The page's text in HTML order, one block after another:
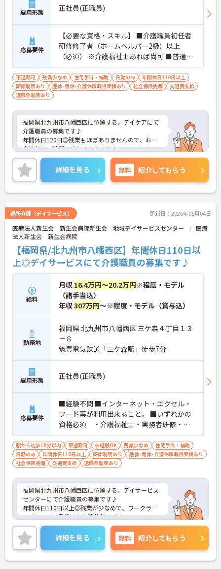
雇用形態 正社員(正職員)
応募要件
【必要な資格・スキル】 ■介護職員初任者
研修修了者（ホームヘルパー2級）以上
（必須） ※介護福祉士あれば尚可 ■普通自
動車運転免許 必須（ＡＴ限定可）
車通勤可 残業少なめ 住宅手当・補助 日勤のみ
年間休日110日以上
研修制度あり
産休･育休･介護休暇取得実績あり 社会保険完備
交通費支給
退職金制度あり
福岡県北九州市八幡西区に位置する、デイケアにて
介護職員の募集です♪
年間休日120日◎残業もほぼありませんので、お仕
事終わりの時間も大切にできます☆
ご興味ある方には、面接のポイントなど、さらに詳
細をお話致しますのでお気軽にご相談ください。
詳細を見る 無料 紹介してもらう
通所介護（デイサービス） 更新日：2026年08月04日
医療法人新生会 新生会病院新生会 地域デイサービスセンター
医療
法人新生会 新生会病院
【福岡県/北九州市八幡西区】年間休日110日以
上◎デイサービスにて介護職員の募集です♪
給料
月収 16.4万円～20.2万円※程度・モデル
（諸手当込）
年収307万円～※程度・モデル（賞与込）
勤務地
福岡県 北九州市八幡西区 三ケ森４丁目１３
－８
筑豊電気鉄道「三ケ森駅」徒歩7分
雇用形態 正社員(正職員)
応募要件
■経験不問 ■インターネット・エクセル・
ワード等が利用出来ること。 ■いずれかの
資格必須 ・介護福祉士・実務者研修・介
護職員初任者研修 ■普通自動車運転免許
必須（ＡＴ限定可）
駅から徒歩10分以内 車通勤可 未経験OK 残業少なめ
住宅手当・補助
日勤のみ
年間休日110日以上 研修制度あり
産休･育休･介護休暇取得実績あり
社会保険完備
交通費支給 退職金制度あり
福岡県北九州市八幡西区に位置する、デイサービス
センターにて介護職員の募集です♪
年間休日110日以上◎残業が少なめで、ワークライ
フバランスを重視した勤務体制です！
経験がない方でも丁寧に指導してもらえるので安心
です◎
ご興味ある方には、面接のポイントなど、さらに詳
細をお話致しますのでお気軽にご相談ください。
詳細を見る 無料 紹介してもらう